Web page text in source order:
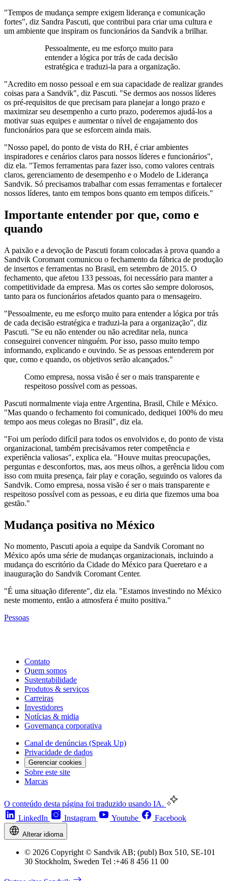
"Tempos de mudança sempre exigem liderança e comunicação
fortes", diz Sandra Pascuti, que contribui para criar uma cultura e
um ambiente que inspiram os funcionários da Sandvik a brilhar.
Pessoalmente, eu me esforço muito para
entender a lógica por trás de cada decisão
estratégica e traduzi-la para a organização.
"Acredito em nosso pessoal e em sua capacidade de realizar grandes
coisas para a Sandvik", diz Pascuti. "Se dermos aos nossos líderes
os pré-requisitos de que precisam para planejar a longo prazo e
maximizar seu desempenho a curto prazo, poderemos ajudá-los a
motivar suas equipes e aumentar o nível de engajamento dos
funcionários para que se esforcem ainda mais.
"Nosso papel, do ponto de vista do RH, é criar ambientes
inspiradores e cenários claros para nossos líderes e funcionários",
diz ela. "Temos ferramentas para fazer isso, como valores centrais
claros, gerenciamento de desempenho e o Modelo de Liderança
Sandvik. Só precisamos trabalhar com essas ferramentas e fortalecer
nossos líderes, tanto em tempos bons quanto em tempos difíceis."
Importante entender por que, como e
quando
A paixão e a devoção de Pascuti foram colocadas à prova quando a
Sandvik Coromant comunicou o fechamento da fábrica de produção
de insertos e ferramentas no Brasil, em setembro de 2015. O
fechamento, que afetou 133 pessoas, foi necessário para manter a
competitividade da empresa. Mas os cortes são sempre dolorosos,
tanto para os funcionários afetados quanto para o mensageiro.
"Pessoalmente, eu me esforço muito para entender a lógica por trás
de cada decisão estratégica e traduzi-la para a organização", diz
Pascuti. "Se eu não entender ou não acreditar nela, nunca
conseguirei convencer ninguém. Por isso, passo muito tempo
informando, explicando e ouvindo. Se as pessoas entenderem por
que, como e quando, os objetivos serão alcançados."
Como empresa, nossa visão é ser o mais transparente e
respeitoso possível com as pessoas.
Pascuti normalmente viaja entre Argentina, Brasil, Chile e México.
"Mas quando o fechamento foi comunicado, dediquei 100% do meu
tempo aos meus colegas no Brasil", diz ela.
"Foi um período difícil para todos os envolvidos e, do ponto de vista
organizacional, também precisávamos reter competência e
experiência valiosas", explica ela. "Houve muitas preocupações,
perguntas e desconfortos, mas, aos meus olhos, a gerência lidou com
isso com muita presença, fair play e coração, seguindo os valores da
Sandvik. Como empresa, nossa visão é ser o mais transparente e
respeitoso possível com as pessoas, e eu diria que fizemos uma boa
gestão."
Mudança positiva no México
No momento, Pascuti apoia a equipe da Sandvik Coromant no
México após uma série de mudanças organizacionais, incluindo a
mudança do escritório da Cidade do México para Queretaro e a
inauguração do Sandvik Coromant Center.
"É uma situação diferente", diz ela. "Estamos investindo no México
neste momento, então a atmosfera é muito positiva."
Pessoas
Contato
Quem somos
Sustentabilidade
Produtos & serviços
Carreiras
Investidores
Notícias & midia
Governança corporativa
Canal de denúncias (Speak Up)
Privacidade de dados
Gerenciar cookies
Sobre este site
Marcas
O conteúdo desta página foi traduzido usando IA.
LinkedIn
Instagram Youtube Facebook
Alterar idioma
© 2026 Copyright © Sandvik AB; (publ) Box 510, SE-101
30 Stockholm, Sweden Tel :+46 8 456 11 00